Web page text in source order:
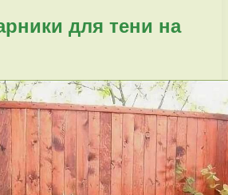
для тени на